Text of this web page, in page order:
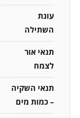
עונת
השתילה
תנאי אור
לצמח
תנאי השקיה
– כמות מים